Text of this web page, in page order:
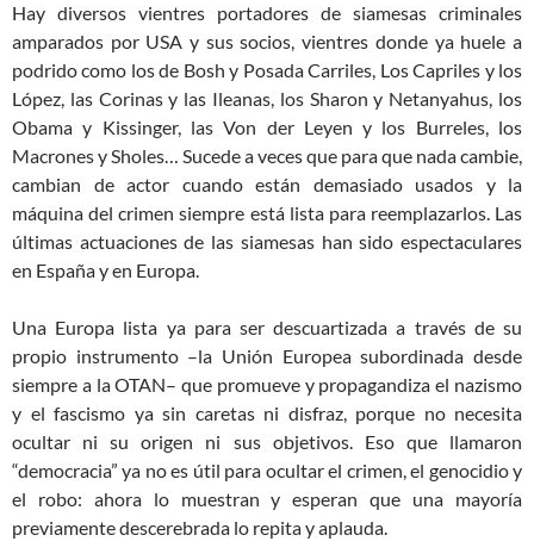
Hay diversos vientres portadores de siamesas criminales
amparados por USA y sus socios, vientres donde ya huele a
podrido como los de Bosh y Posada Carriles, Los Capriles y los
López, las Corinas y las Ileanas, los Sharon y Netanyahus, los
Obama y Kissinger, las Von der Leyen y los Burreles, los
Macrones y Sholes… Sucede a veces que para que nada cambie,
cambian de actor cuando están demasiado usados y la
máquina del crimen siempre está lista para reemplazarlos. Las
últimas actuaciones de las siamesas han sido espectaculares
en España y en Europa.
Una Europa lista ya para ser descuartizada a través de su
propio instrumento –la Unión Europea subordinada desde
siempre a la OTAN– que promueve y propagandiza el nazismo
y el fascismo ya sin caretas ni disfraz, porque no necesita
ocultar ni su origen ni sus objetivos. Eso que llamaron
“democracia” ya no es útil para ocultar el crimen, el genocidio y
el robo: ahora lo muestran y esperan que una mayoría
previamente descerebrada lo repita y aplauda.